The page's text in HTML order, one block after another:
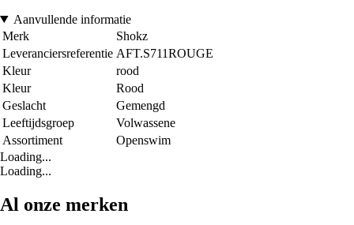
Aanvullende informatie
Merk
Shokz
Leveranciersreferentie AFT.S711ROUGE
Kleur
rood
Kleur
Rood
Geslacht
Gemengd
Leeftijdsgroep
Volwassene
Assortiment
Openswim
Loading...
Loading...
Al onze merken